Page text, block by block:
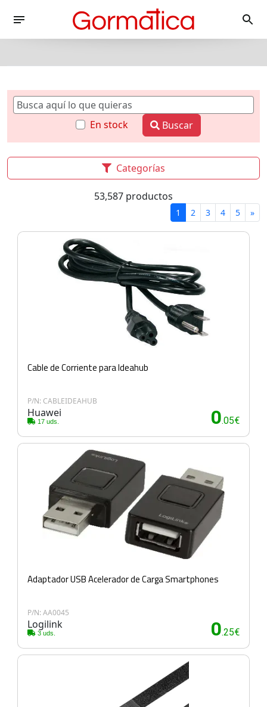
En stock Buscar
Categorías
53,587 productos
1 2 3 4 5 »
Cable de Corriente para Ideahub
P/N: CABLEIDEAHUB
Huawei
17 uds. 0.05€
Adaptador USB Acelerador de Carga Smartphones
P/N: AA0045
Logilink
3 uds. 0.25€